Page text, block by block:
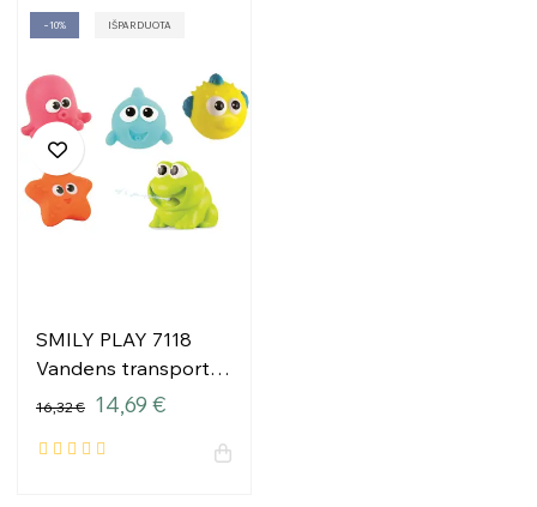
−10% IŠPARDUOTA
SMILY PLAY 7118
Vandens transporto
priemonės
16,32 € 14,69 €